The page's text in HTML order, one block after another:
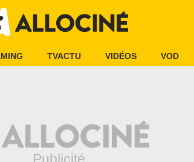
TVACTU VIDÉOS VOD